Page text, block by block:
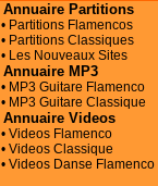
Annuaire Partitions
• Partitions Flamencos
• Partitions Classiques
• Les Nouveaux Sites
Annuaire MP3
• MP3 Guitare Flamenco
• MP3 Guitare Classique
Annuaire Videos
• Videos Flamenco
• Videos Classique
• Videos Danse Flamenco